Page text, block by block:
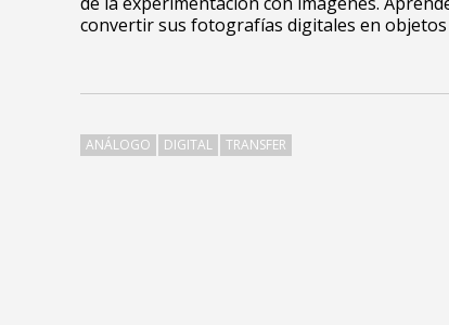
convertir sus fotografías digitales en
ANÁLOGO DIGITAL TRANSFER